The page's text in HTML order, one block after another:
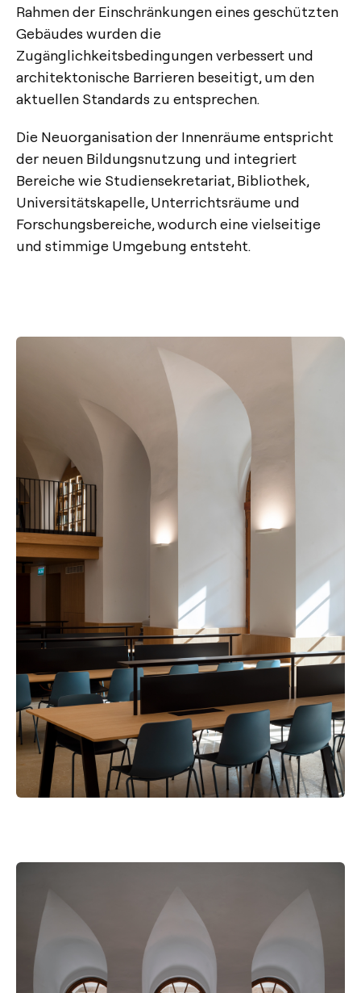
Rahmen der Einschränkungen eines geschützten
Gebäudes wurden die
Zugänglichkeitsbedingungen verbessert und
architektonische Barrieren beseitigt, um den
aktuellen Standards zu entsprechen.
Die Neuorganisation der Innenräume entspricht
der neuen Bildungsnutzung und integriert
Bereiche wie Studiensekretariat, Bibliothek,
Universitätskapelle, Unterrichtsräume und
Forschungsbereiche, wodurch eine vielseitige
und stimmige Umgebung entsteht.